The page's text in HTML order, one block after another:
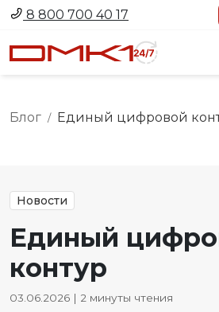
8 800 700 40 17
Блог / Единый цифровой
Новости
Единый
контур
03.06.2026 | 2 минуты чтения